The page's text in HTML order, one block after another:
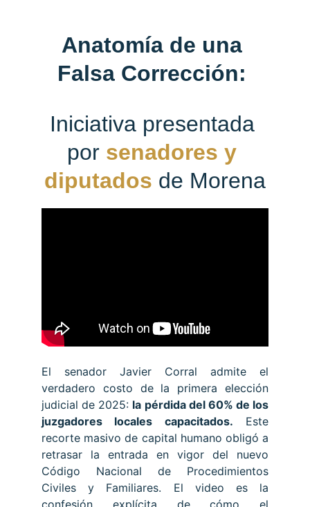
Anatomía de una
Falsa Corrección:
Iniciativa presentada
por senadores y
diputados de Morena
El senador Javier Corral admite el
verdadero costo de la primera elección
judicial de 2025: la pérdida del 60% de los
juzgadores locales capacitados. Este
recorte masivo de capital humano obligó a
retrasar la entrada en vigor del nuevo
Código Nacional de Procedimientos
Civiles y Familiares. El video es la
confesión explícita de cómo el